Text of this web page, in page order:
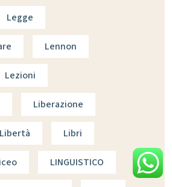
Legge
Lennon
Lezioni
Liberazione
Libertà Libri
LINGUISTICO